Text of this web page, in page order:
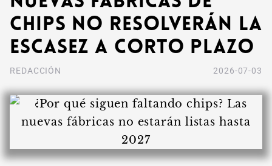
chips no resolverán la
escasez a corto plazo
REDACCIÓN 2026-07-03